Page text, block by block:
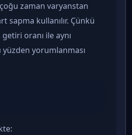
zaman varyanstan
sapma kullanılır. Çünkü
oranı ile aynı
yorumlanması